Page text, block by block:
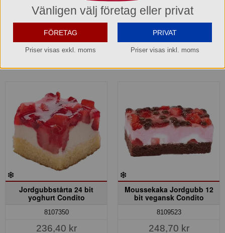
Lager: 19 förp.
Köp »
Jmf.pris: 191,13
(26,62 kr/bit)
Köp »
Jordgubbstårta 24 bit
yoghurt Condito
8107350
236,40 kr
Moussekaka Jordgubb 12
bit vegansk Condito
8109523
248,70 kr
Vänligen välj företag eller privat
FÖRETAG
Priser visas exkl. moms
PRIVAT
Priser visas inkl. moms